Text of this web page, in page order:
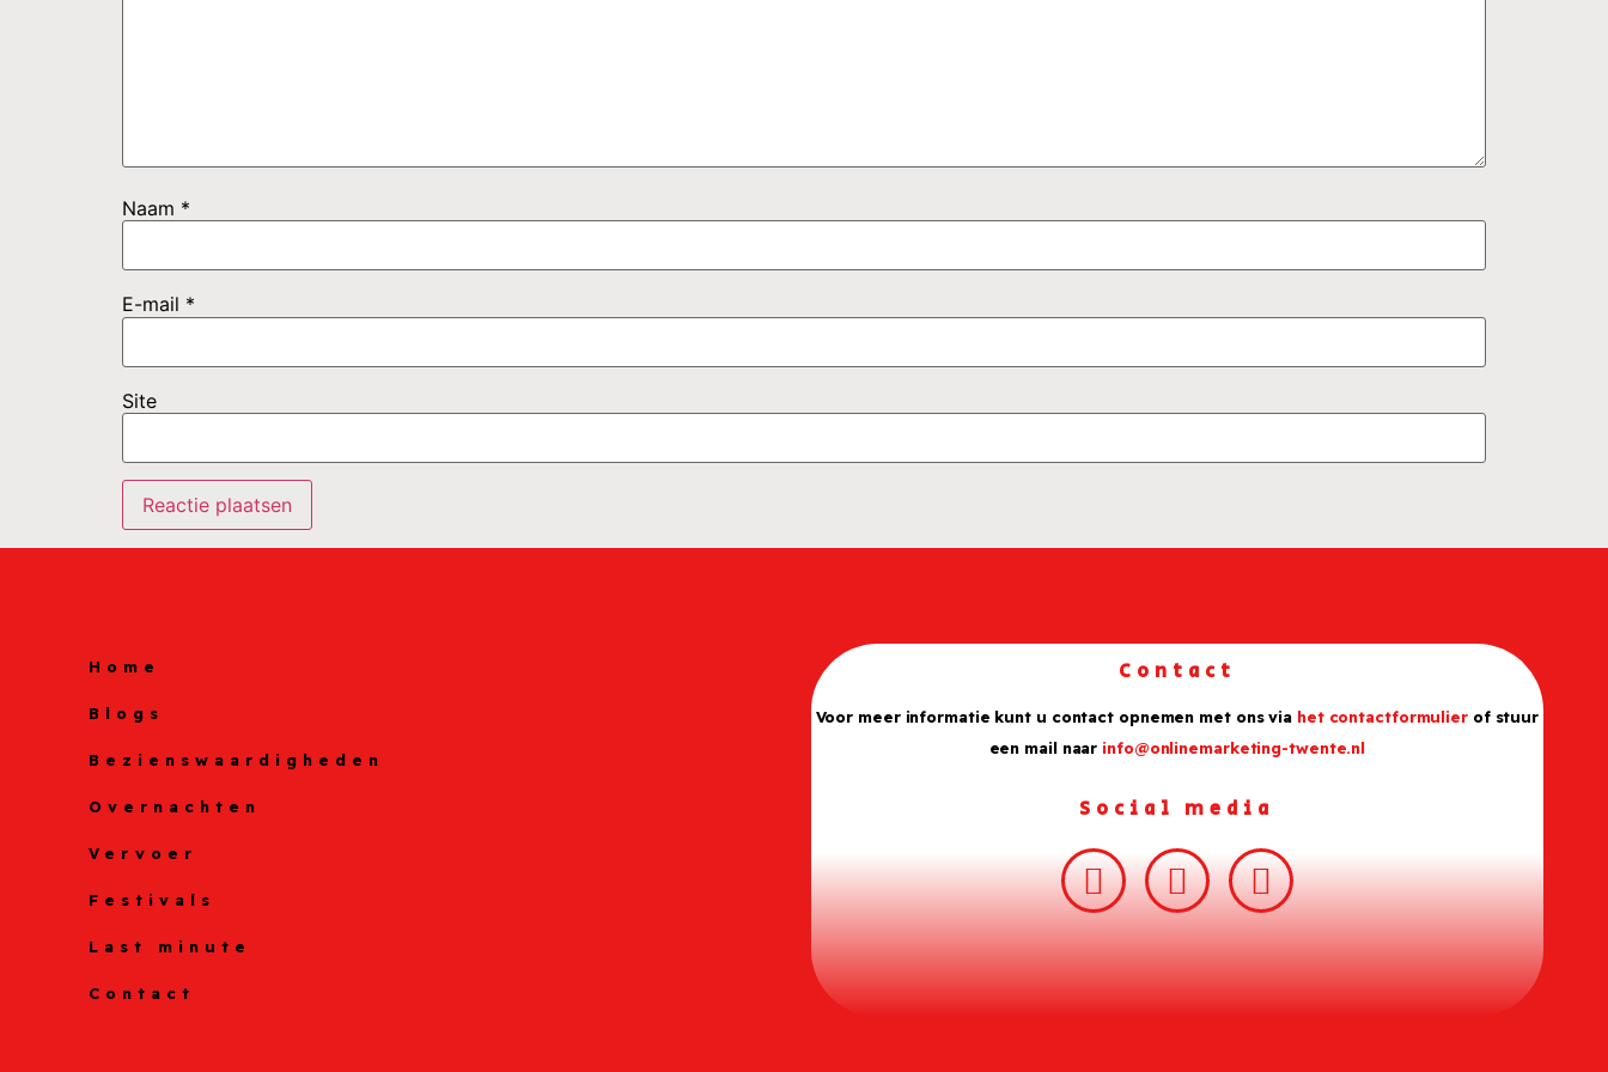
Naam *
E-mail *
Site
Home
Blogs
Bezienswaardigheden
Overnachten
Vervoer
Festivals
Last minute
Contact
Contact
Voor meer informatie kunt u contact opnemen met ons via het contactformulierof stuur
een mail naar info@onlinemarketing-twente.nl
Social media